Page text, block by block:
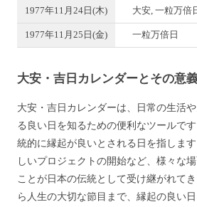
1977年11月24日(木) 大安, 一粒万倍
1977年11月25日(金) 一粒万倍日
大安・吉日カレンダーとその意
大安・吉日カレンダーは、日常の生活
る良い日を知るための便利なツールで
統的に縁起が良いとされる日を指しま
しいプロジェクトの開始など、様々な
ことが日本の伝統として受け継がれて
ら人生の大切な節目まで、縁起の良い